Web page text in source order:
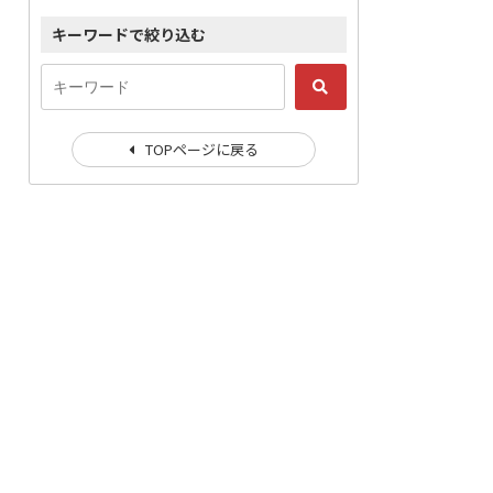
キーワードで絞り込む
TOPページに戻る